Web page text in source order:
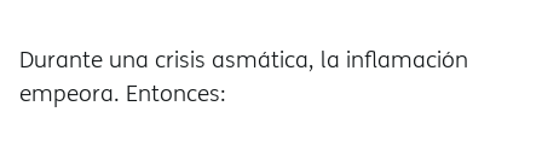
Durante una crisis asmática, la inflamación
empeora. Entonces: